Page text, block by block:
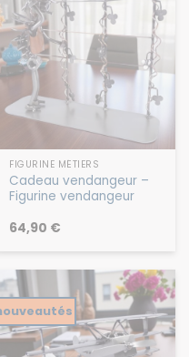
FIGURINE MÉTIERS
Cadeau vendangeur –
Figurine vendangeur
64,90 €